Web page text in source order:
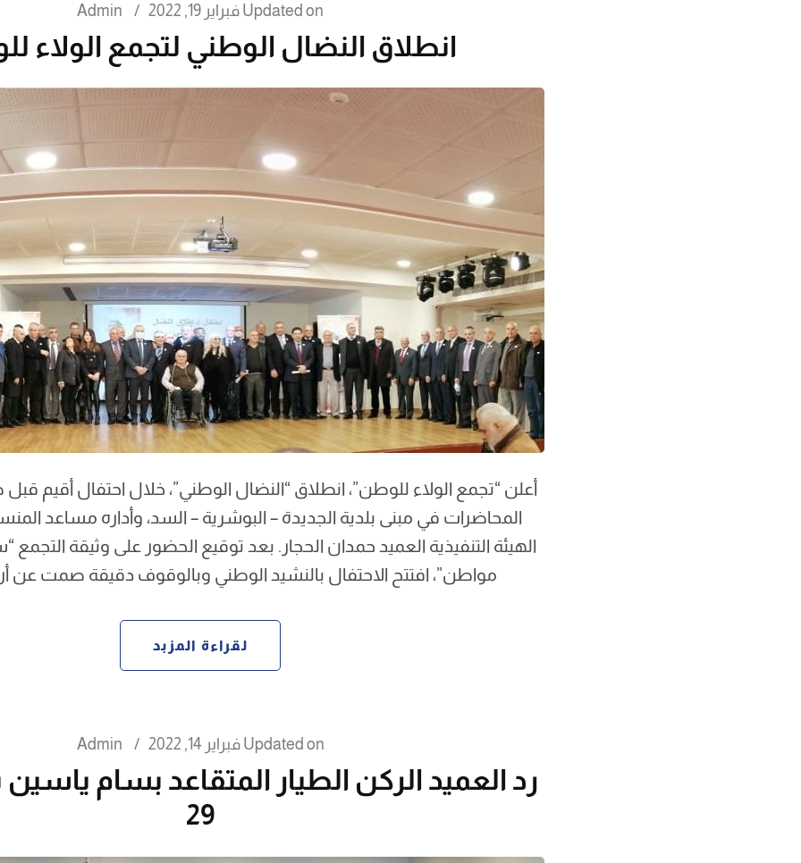
Updated on فبراير 19, 2022 /
Admin
انطلاق النضال الوطني لتجمع الولاء
أعلن “تجمع الولاء للوطن”، انطلاق “النضال الوطني”، خلال احتفال أقيم
المحاضرات في مبنى بلدية الجديدة – البوشرية – السد، وأداره مساعد
الهيئة التنفيذية العميد حمدان الحجار. بعد توقيع الحضور على وثيقة
مواطن”، افتتح الاحتفال بالنشيد الوطني وبالوقوف دقيقة صمت عن
لقراءة المزبد
Updated on فبراير 14, 2022 /
Admin
رد العميد الركن الطيار المتقاعد بسام
29